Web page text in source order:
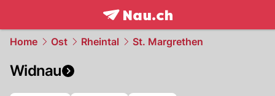
frontpage.NAU.ch
Home Ost Rheintal St. Margrethen
Widnau